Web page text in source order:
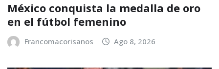
México conquista la medalla de oro
en el fútbol femenino
Francomacorisanos Ago 8, 2026